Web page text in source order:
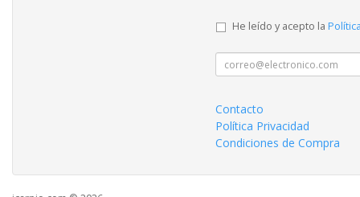
He leído y acepto la
Contacto
Política Privacidad
Condiciones de Compra